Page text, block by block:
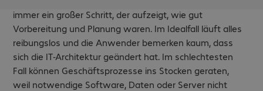
immer ein großer Schritt, der aufzeigt, wie gut
Vorbereitung und Planung waren. Im Idealfall läuft alles
reibungslos und die Anwender bemerken kaum, dass
sich die IT-Architektur geändert hat. Im schlechtesten
Fall können Geschäftsprozesse ins Stocken geraten,
weil notwendige Software, Daten oder Server nicht